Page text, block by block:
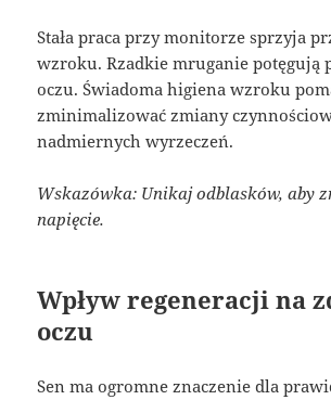
Stała praca przy monitorze sprzyja
wzroku. Rzadkie mruganie potęgują
oczu. Świadoma higiena wzroku
zminimalizować zmiany
nadmiernych wyrzeczeń.
Wskazówka: Unikaj odblasków, aby
napięcie.
Wpływ regeneracji na
oczu
Sen ma ogromne znaczenie dla